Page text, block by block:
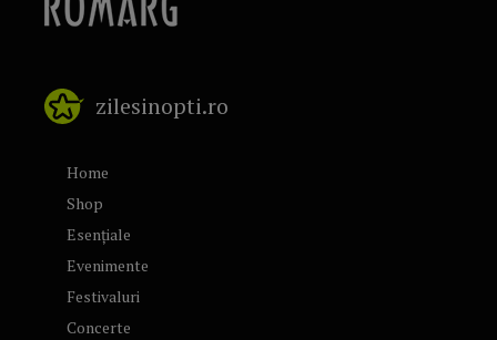
zilesinopti.ro
Home
Shop
Esențiale
Evenimente
Festivaluri
Concerte